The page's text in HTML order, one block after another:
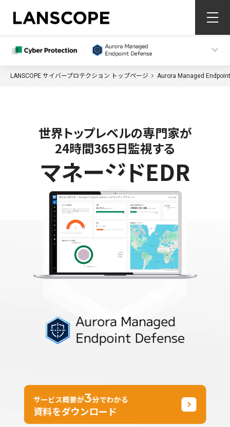
LANSCOPE サイバープロテクション トップページ Aurora Managed
世界トップレベルの専門家が
24時間365日監視する
マネージドEDR
サービス概要が3分でわかる
資料をダウンロード